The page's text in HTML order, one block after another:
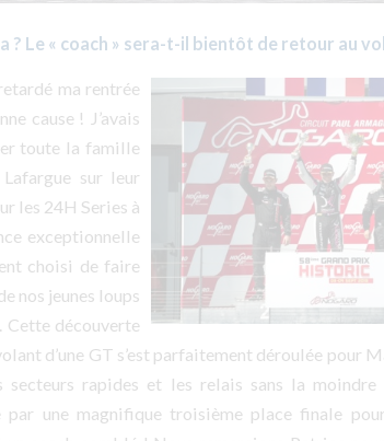
? Le « coach » sera-t-il bientôt de retour au
ma rentrée
cause ! J’avais
toute la famille
sur leur
les 24H Series à
exceptionnelle
choisi de faire
nos jeunes loups
Cette découverte
d’une GT s’est parfaitement déroulée pour
secteurs rapides et les relais sans la moindre
par une magnifique troisième place finale